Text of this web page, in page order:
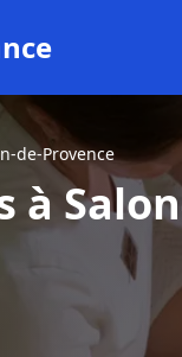
de-Provence
à